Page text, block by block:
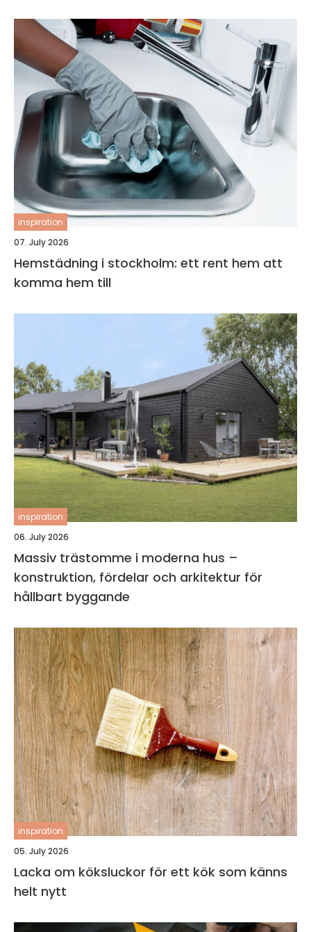
inspiration
07. July 2026
Hemstädning i stockholm: ett rent hem att
komma hem till
inspiration
06. July 2026
Massiv trästomme i moderna hus –
konstruktion, fördelar och arkitektur för
hållbart byggande
inspiration
05. July 2026
Lacka om köksluckor för ett kök som känns
helt nytt